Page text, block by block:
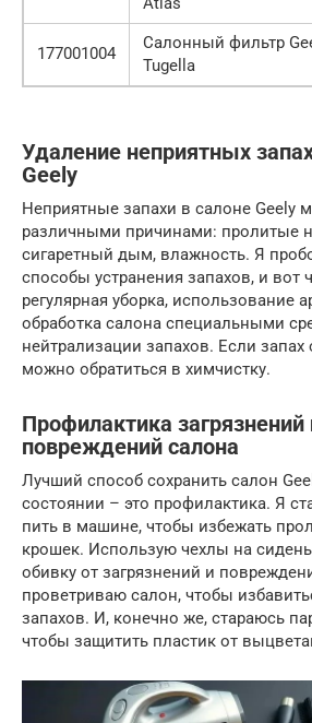
177001004
Салонный фильтр
Tugella
Удаление неприятных
Geely
Неприятные запахи в салоне Geely
различными причинами: пролитые
сигаретный дым, влажность. Я
способы устранения запахов, и вот
регулярная уборка, использование
обработка салона специальными
нейтрализации запахов. Если
можно обратиться в химчистку.
Профилактика загрязнений
повреждений салона
Лучший способ сохранить салон
состоянии – это профилактика. Я
пить в машине, чтобы избежать
крошек. Использую чехлы на
обивку от загрязнений и
проветриваю салон, чтобы
запахов. И, конечно же, стараюсь
чтобы защитить пластик от